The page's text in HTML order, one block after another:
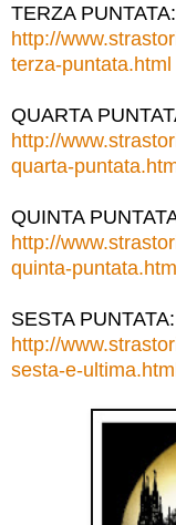
TERZA PUNTATA:
http://
terza-puntata.html
QUARTA
http://
quarta-
QUINTA
http://
quinta-
SESTA PUNTATA:
http://
sesta-e-